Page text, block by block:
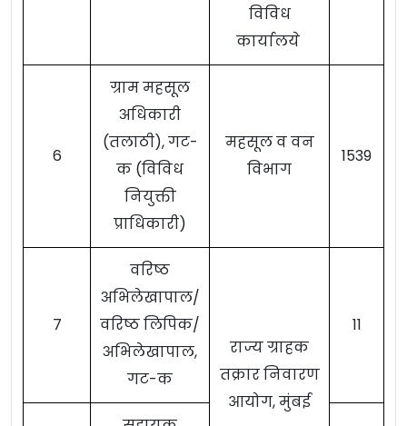
विविध
कार्यालये
6
ग्राम महसूल
अधिकारी
(तलाठी), गट-
क (विविध
नियुक्ती
प्राधिकारी)
महसूल व वन
विभाग
1539
7
वरिष्ठ
अभिलेखापाल/
वरिष्ठ लिपिक/
अभिलेखापाल,
गट-क
राज्य ग्राहक
तक्रार निवारण
आयोग, मुंबई
11